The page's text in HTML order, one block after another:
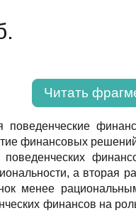
Читать
поведенческие
финансовых
а вторая
менее
финансов на